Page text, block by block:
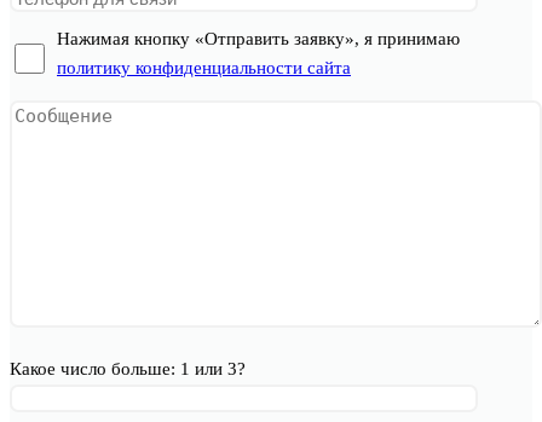
Нажимая кнопку «Отправить заявку», я принимаю
политику конфиденциальности сайта
Какое число больше: 1 или 3?